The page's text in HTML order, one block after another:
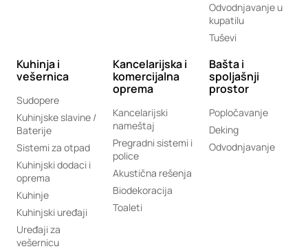
Odvodnjavanje u
kupatilu
Tuševi
Kuhinja i
vešernica
Sudopere
Kuhinjske slavine /
Baterije
Sistemi za otpad
Kuhinjski dodaci i
oprema
Kuhinje
Kuhinjski uređaji
Uređaji za
vešernicu
Kancelarijska i
komercijalna
oprema
Kancelarijski
nameštaj
Pregradni sistemi i
police
Akustična rešenja
Biodekoracija
Toaleti
Bašta i
spoljašnji
prostor
Popločavanje
Deking
Odvodnjavanje